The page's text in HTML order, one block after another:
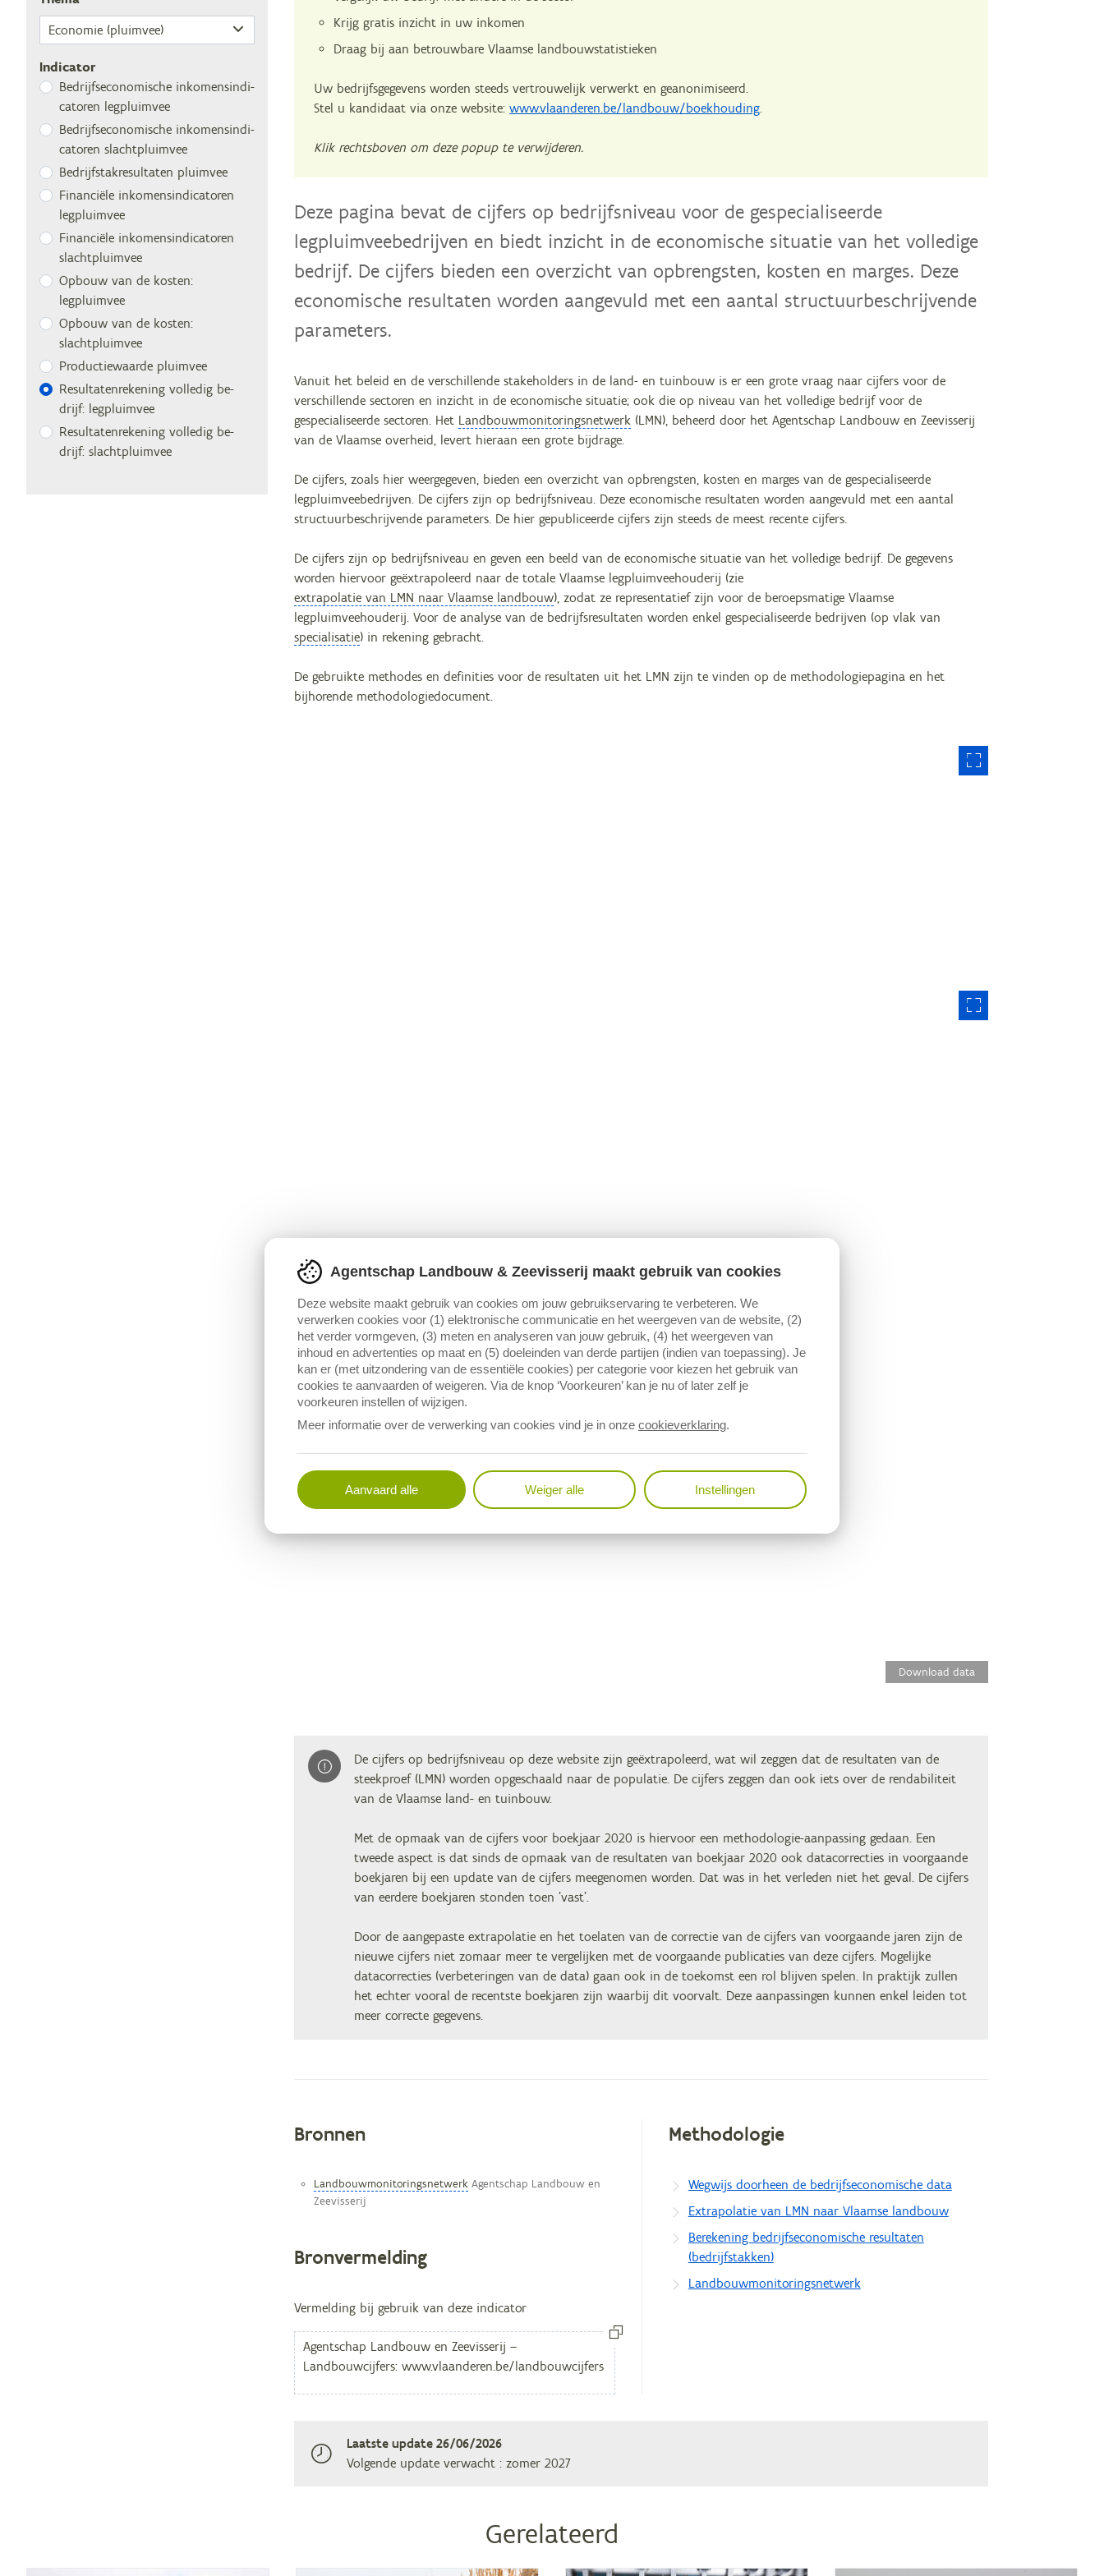
Krijg gratis inzicht in uw inkomen
Draag bij aan betrouwbare Vlaamse landbouwstatistieken
Uw bedrijfsgegevens worden steeds vertrouwelijk verwerkt en geanonimiseerd.
Stel u kandidaat via onze website:www.vlaanderen.be/landbouw/boekhouding.
Klik rechtsboven om deze popup te verwijderen.
Deze pagina bevat de cijfers op bedrijfsniveau voor de gespecialiseerde
legpluimveebedrijven en biedt inzicht in de economische situatie van het volledige
bedrijf. De cijfers bieden een overzicht van opbrengsten, kosten en marges. Deze
economische resultaten worden aangevuld met een aantal structuurbeschrijvende
parameters.
Vanuit het beleid en de verschillende stakeholders in de land- en tuinbouw is er een grote vraag naar cijfers voor de
verschillende sectoren en inzicht in de economische situatie; ook die op niveau van het volledige bedrijf voor de
gespecialiseerde sectoren. Het Landbouwmonitoringsnetwerk (LMN), beheerd door het Agentschap Landbouw en Zeevisserij
van de Vlaamse overheid, levert hieraan een grote bijdrage.
De cijfers, zoals hier weergegeven, bieden een overzicht van opbrengsten, kosten en marges van de gespecialiseerde
legpluimveebedrijven. De cijfers zijn op bedrijfsniveau. Deze economische resultaten worden aangevuld met een aantal
structuurbeschrijvende parameters. De hier gepubliceerde cijfers zijn steeds de meest recente cijfers.
De cijfers zijn op bedrijfsniveau en geven een beeld van de economische situatie van het volledige bedrijf. De gegevens
worden hiervoor geëxtrapoleerd naar de totale Vlaamse legpluimveehouderij (zie
extrapolatie van LMN naar Vlaamse landbouw), zodat ze representatief zijn voor de beroepsmatige Vlaamse
legpluimveehouderij. Voor de analyse van de bedrijfsresultaten worden enkel gespecialiseerde bedrijven (op vlak van
specialisatie) in rekening gebracht.
De gebruikte methodes en definities voor de resultaten uit het LMN zijn te vinden op de methodologiepagina en het
bijhorende methodologiedocument.
Download data
De cijfers op bedrijfsniveau op deze website zijn geëxtrapoleerd, wat wil zeggen dat de resultaten van de
steekproef (LMN) worden opgeschaald naar de populatie. De cijfers zeggen dan ook iets over de rendabiliteit
van de Vlaamse land- en tuinbouw.
Met de opmaak van de cijfers voor boekjaar 2020 is hiervoor een methodologie-aanpassing gedaan. Een
tweede aspect is dat sinds de opmaak van de resultaten van boekjaar 2020 ook datacorrecties in voorgaande
boekjaren bij een update van de cijfers meegenomen worden. Dat was in het verleden niet het geval. De cijfers
van eerdere boekjaren stonden toen 'vast'.
Door de aangepaste extrapolatie en het toelaten van de correctie van de cijfers van voorgaande jaren zijn de
nieuwe cijfers niet zomaar meer te vergelijken met de voorgaande publicaties van deze cijfers. Mogelijke
datacorrecties (verbeteringen van de data) gaan ook in de toekomst een rol blijven spelen. In praktijk zullen
het echter vooral de recentste boekjaren zijn waarbij dit voorvalt. Deze aanpassingen kunnen enkel leiden tot
meer correcte gegevens.
Metagegevens
Bronnen
Landbouwmonitoringsnetwerk Agentschap Landbouw en
Zeevisserij
Bronvermelding
Vermelding bij gebruik van deze indicator
Methodologie
Wegwijs doorheen de bedrijfseconomische data
Extrapolatie van LMN naar Vlaamse landbouw
Berekening bedrijfseconomische resultaten
(bedrijfstakken)
Landbouwmonitoringsnetwerk
Laatste update 26/06/2026
Volgende update verwacht : zomer 2027
Indicator
Be­drijfs­eco­no­mi­sche in­ko­mens­in­di­
ca­to­ren legpluimvee
Be­drijfs­eco­no­mi­sche in­ko­mens­in­di­
ca­to­ren slachtpluimvee
Be­drijfs­tak­re­sul­ta­ten pluimvee
Fi­nan­ci­ë­le in­ko­mens­in­di­ca­to­ren
legpluimvee
Fi­nan­ci­ë­le in­ko­mens­in­di­ca­to­ren
slachtpluimvee
Op­bouw van de kos­ten:
legpluimvee
Op­bouw van de kos­ten:
slachtpluimvee
Pro­duc­tie­waar­de pluimvee
Re­sul­ta­ten­re­ke­ning vol­le­dig be­
drijf: legpluimvee
Re­sul­ta­ten­re­ke­ning vol­le­dig be­
drijf: slachtpluimvee
Gerelateerd
Agentschap Landbouw & Zeevisserij maakt gebruik van cookies
Deze website maakt gebruik van cookies om jouw gebruikservaring te verbeteren. We
verwerken cookies voor (1) elektronische communicatie en het weergeven van de website, (2)
het verder vormgeven, (3) meten en analyseren van jouw gebruik, (4) het weergeven van
inhoud en advertenties op maat en (5) doeleinden van derde partijen (indien van toepassing). Je
kan er (met uitzondering van de essentiële cookies) per categorie voor kiezen het gebruik van
cookies te aanvaarden of weigeren. Via de knop ‘Voorkeuren’ kan je nu of later zelf je
voorkeuren instellen of wijzigen.
Meer informatie over de verwerking van cookies vind je in onze cookieverklaring.
Aanvaard alle Weiger alle Instellingen